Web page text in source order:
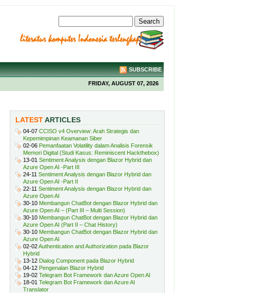
SUBSCRIBE
FRIDAY, AUGUST 07, 2026
LATESTARTICLES
04-07 CCISO v4 Overview: Arah Strategis dan
Kepemimpinan Keamanan Siber
02-06 Pemanfaatan Volatility dalam Analisis Forensik
Memori Digital (Studi Kasus: Reminiscent Hackthebox)
13-01 Sentiment Analysis dengan Blazor Hybrid dan
Azure Open AI -Part III
24-11 Sentiment Analysis dengan Blazor Hybrid dan
Azure Open AI -Part II
22-11 Sentiment Analysis dengan Blazor Hybrid dan
Azure Open AI
30-10 Membangun ChatBot dengan Blazor Hybrid dan
Azure Open AI – (Part III – Multi Session)
30-10 Membangun ChatBot dengan Blazor Hybrid dan
Azure Open AI (Part II – Chat History)
30-10 Membangun ChatBot dengan Blazor Hybrid dan
Azure Open AI
02-02Authentication and Authorization pada Blazor
Hybrid
13-12 Dialog Component pada Blazor Hybrid
04-12 Pengenalan Blazor Hybrid
19-02 Telegram Bot Framework dan Azure Open AI
18-01 Telegram Bot Framework dan Azure AI
Translator